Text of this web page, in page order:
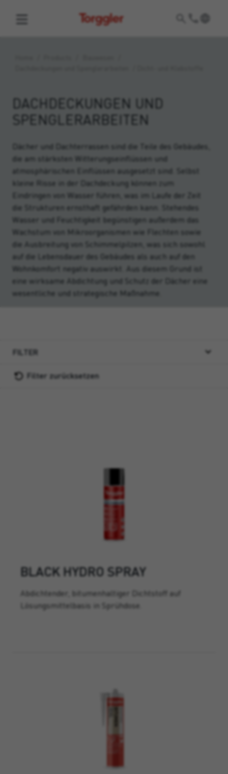
Torggler
DACHDECKUNGEN UND
SPENGLERARBEITEN
Dächer und Dachterrassen sind die Teile des Gebäudes,
die am stärksten Witterungseinflüssen und
atmosphärischen Einflüssen ausgesetzt sind. Selbst
kleine Risse in der Dachdeckung können zum
Eindringen von Wasser führen, was im Laufe der Zeit
die Strukturen ernsthaft gefährden kann. Stehendes
Wasser und Feuchtigkeit begünstigen außerdem das
Wachstum von Mikroorganismen wie Flechten sowie
die Ausbreitung von Schimmelpilzen, was sich sowohl
auf die Lebensdauer des Gebäudes als auch auf den
Wohnkomfort negativ auswirkt. Aus diesem Grund ist
eine wirksame Abdichtung und Schutz der Dächer eine
wesentliche und strategische Maßnahme.
FILTER
Filter zurücksetzen
BLACK HYDRO SPRAY
Abdichtender, bitumenhaltiger Dichtstoff auf
Lösungsmittelbasis in Sprühdose.